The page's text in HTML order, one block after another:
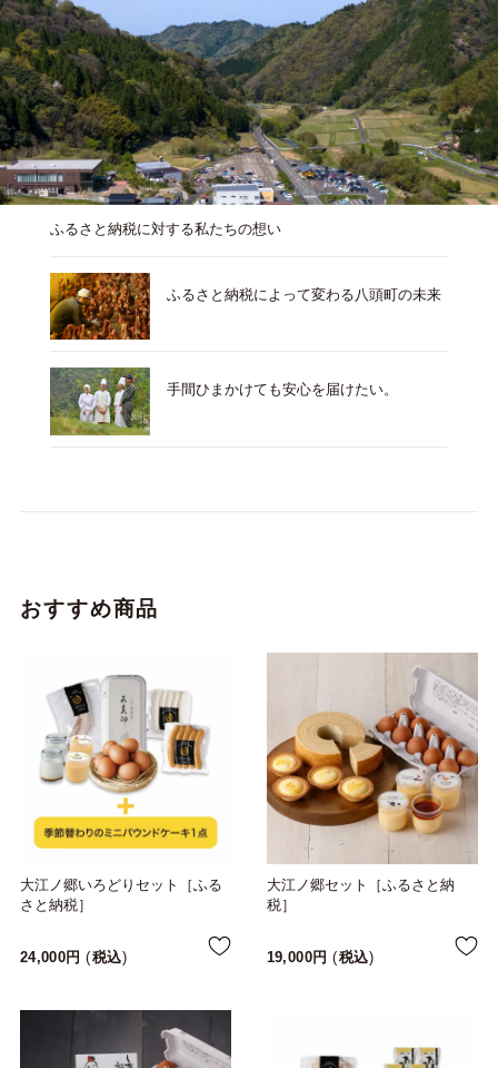
ふるさと納税に対する私たちの想い
ふるさと納税によって変わる八頭町の未来
手間ひまかけても安心を届けたい。
おすすめ商品
大江ノ郷いろどりセット［ふる
さと納税］
24,000 税込
大江ノ郷セット［ふるさと納
税］
19,000 税込